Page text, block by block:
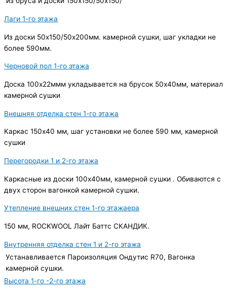
Лаги 1-го этажа
Из доски 50х150/50х200мм. камерной сушки, шаг укладки не
более 590мм.
Черновой пол 1-го этажа
Доска 100х22ммм укладывается на брусок 50х40мм, материал
камерной сушки
Внешняя отделка стен 1-го этажа
Каркас 150х40 мм, шаг установки не более 590 мм, камерной
сушки
Перегородки 1 и 2-го этажа
Каркасные из доски 100х40мм, камерной сушки . Обиваются с
двух сторон вагонкой камерной сушки.
Утепление внешних стен 1-го этажаера
150 мм, ROCKWOOL Лайт Баттс СКАНДИК.
Внутренняя отделка стен 1 и 2-го этажа
Устанавливается Пароизоляция Ондутис R70, Вагонка
камерной сушки.
Высота 1-го -2-го этажа